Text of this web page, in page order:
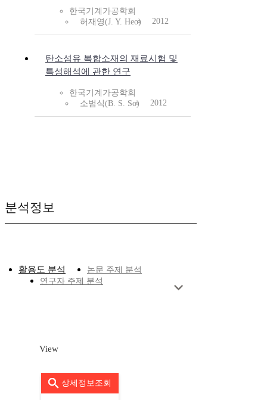
한국기계가공학회
허재영(J. Y. Heo)
2012
탄소섬유 복합소재의 재료시험 및
특성해석에 관한 연구
한국기계가공학회
소범식(B. S. So)
2012
분석정보
활용도 분석
논문 주제 분석
연구자 주제 분석
View
상세정보조회